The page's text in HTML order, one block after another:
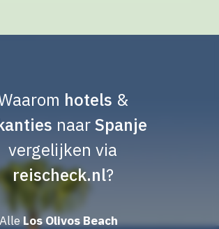
hotels &
naarSpanje
vergelijken via
reischeck.nl?
Los Olivos Beach